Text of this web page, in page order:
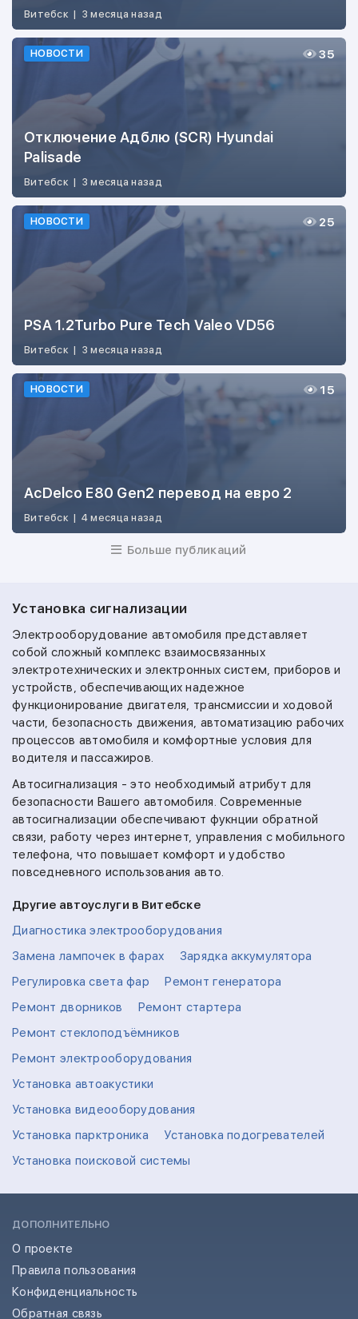
Витебск | 3 месяца назад
НОВОСТИ
Отключение Адблю (SCR) Hyundai
Palisade
Витебск | 3 месяца назад
35
НОВОСТИ
PSA 1.2Turbo Pure Tech Valeo VD56
Витебск | 3 месяца назад
25
НОВОСТИ
AcDelco E80 Gen2 перевод на евро 2
Витебск | 4 месяца назад
15
Больше публикаций
Установка сигнализации
Электрооборудование автомобиля представляет
собой сложный комплекс взаимосвязанных
электротехнических и электронных систем, приборов и
устройств, обеспечивающих надежное
функционирование двигателя, трансмиссии и ходовой
части, безопасность движения, автоматизацию рабочих
процессов автомобиля и комфортные условия для
водителя и пассажиров.
Автосигнализация - это необходимый атрибут для
безопасности Вашего автомобиля. Современные
автосигнализации обеспечивают фукнции обратной
связи, работу через интернет, управления с мобильного
телефона, что повышает комфорт и удобство
повседневного использования авто.
Другие автоуслуги в Витебске
Диагностика электрооборудования
Замена лампочек в фарах
Зарядка аккумулятора
Регулировка света фар
Ремонт генератора
Ремонт дворников
Ремонт стартера
Ремонт стеклоподъёмников
Ремонт электрооборудования
Установка автоакустики
Установка видеооборудования
Установка парктроника
Установка подогревателей
Установка поисковой системы
ДОПОЛНИТЕЛЬНО
О проекте
Правила пользования
Конфиденциальность
Обратная связь